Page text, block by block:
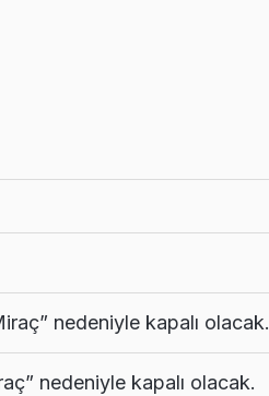
nedeniyle kapalı olacak.
nedeniyle kapalı olacak.